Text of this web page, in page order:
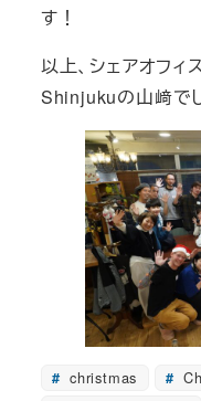
す！
以上、シェアオフ
Shinjukuの山﨑で
christmas